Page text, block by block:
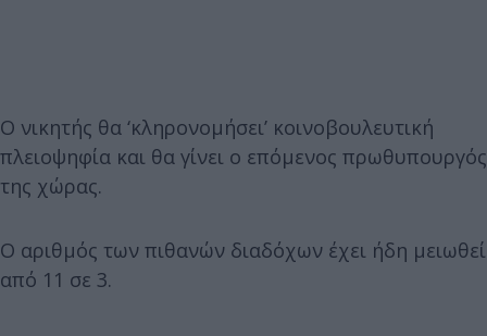
Ο νικητής θα ‘κληρονομήσει’ κοινοβουλευτική
πλειοψηφία και θα γίνει ο επόμενος πρωθυπουργός
της χώρας.
Ο αριθμός των πιθανών διαδόχων έχει ήδη μειωθεί
από 11 σε 3.